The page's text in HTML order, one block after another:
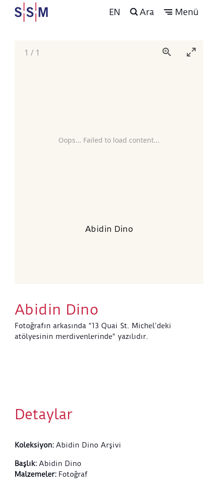
EN Ara Menü
Oops... Failed to load content...
1 / 1
Abidin Dino
Abidin Dino
Fotoğrafın arkasında "13 Quai St. Michel’deki
atölyesinin merdivenlerinde" yazılıdır.
Detaylar
Koleksiyon: Abidin Dino Arşivi
Başlık: Abidin Dino
Malzemeler: Fotoğraf